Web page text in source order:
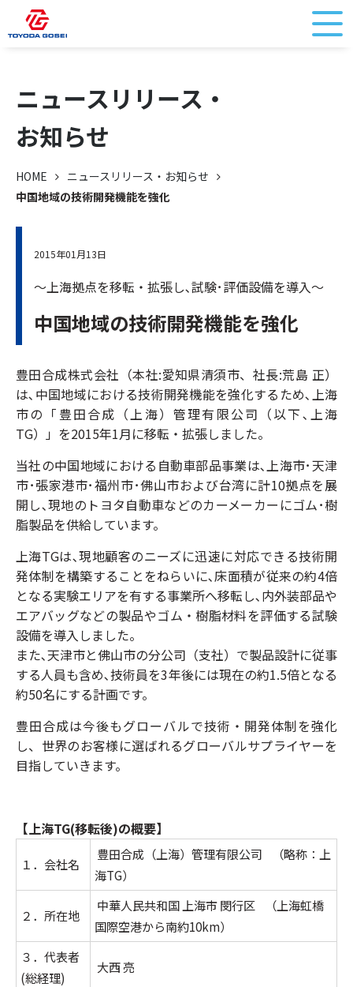
ニュースリリース・
お知らせ
HOME
ニュースリリース・お知らせ
中国地域の技術開発機能を強化
2015年01月13日
～上海拠点を移転・拡張し､試験･評価設備を導入～
中国地域の技術開発機能を強化
豊田合成株式会社（本社:愛知県清須市、社長:荒島 正）
は､中国地域における技術開発機能を強化するため､上海
市の「豊田合成（上海）管理有限公司（以下､上海
TG）」を2015年1月に移転・拡張しました。
当社の中国地域における自動車部品事業は､上海市･天津
市･張家港市･福州市･佛山市および台湾に計10拠点を展
開し､現地のトヨタ自動車などのカーメーカーにゴム･樹
脂製品を供給しています。
上海TGは､現地顧客のニーズに迅速に対応できる技術開
発体制を構築することをねらいに､床面積が従来の約4倍
となる実験エリアを有する事業所へ移転し､内外装部品や
エアバッグなどの製品やゴム・樹脂材料を評価する試験
設備を導入しました。
また､天津市と佛山市の分公司（支社）で製品設計に従事
する人員も含め､技術員を3年後には現在の約1.5倍となる
約50名にする計画です。
豊田合成は今後もグローバルで技術・開発体制を強化
し、世界のお客様に選ばれるグローバルサプライヤーを
目指していきます。
【上海TG(移転後)の概要】
１．会社名
豊田合成（上海）管理有限公司 （略称：上
海TG）
２．所在地
中華人民共和国 上海市 閔行区 （上海虹橋
国際空港から南約10km）
３．代表者
(総経理)
大西 亮